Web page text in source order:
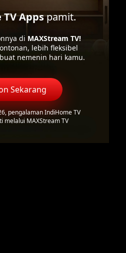
Appspamit.
di MAXStream TV!
lebih fleksibel
nemenin hari kamu.
Sekarang
pengalaman IndiHome TV
melalui MAXStream TV